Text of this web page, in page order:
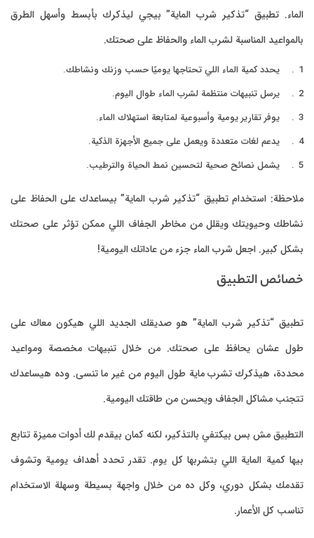
الطرق
الحفاظ على
على صحتك
معاك على
ومواعيد
هيساعدك
مميزة تتابع
يومية وتشوف
الاستخدام